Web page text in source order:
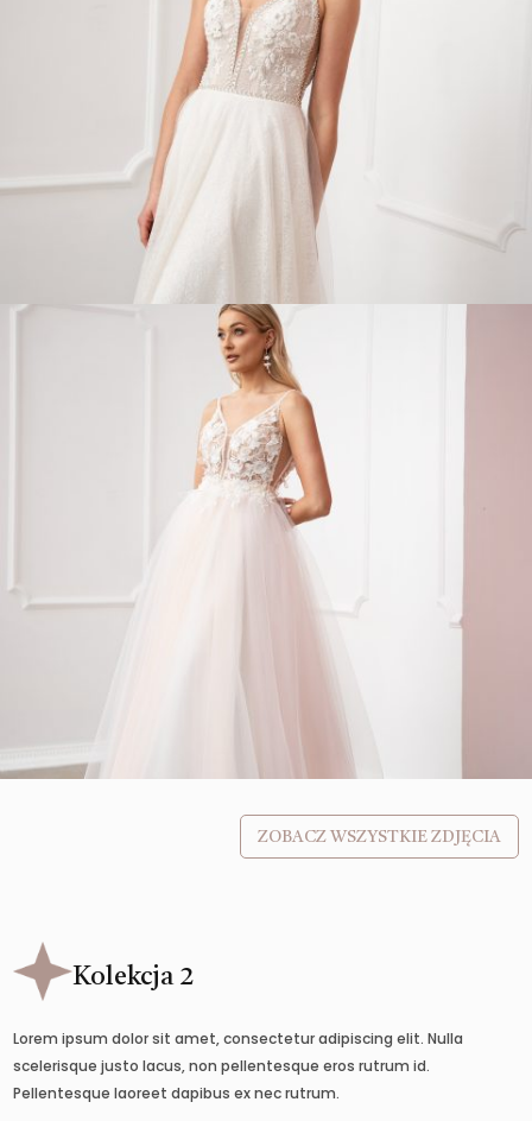
ZOBACZ WSZYSTKIE ZDJĘCIA
Kolekcja 2
Lorem ipsum dolor sit amet, consectetur adipiscing elit. Nulla
scelerisque justo lacus, non pellentesque eros rutrum id.
Pellentesque laoreet dapibus ex nec rutrum.